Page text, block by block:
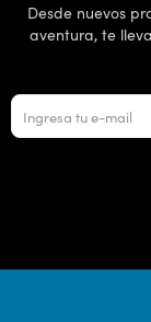
Desde nuevos
aventura, te